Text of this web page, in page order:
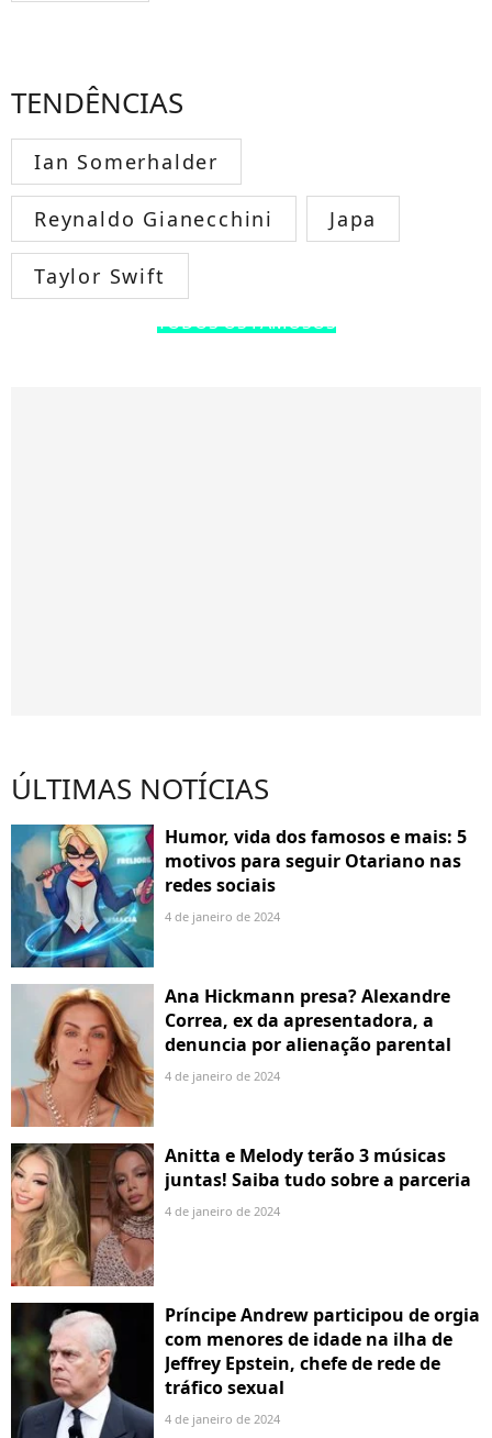
TENDÊNCIAS
Ian Somerhalder
Reynaldo Gianecchini Japa
Taylor Swift
TODOS OS FAMOSOS
ÚLTIMAS NOTÍCIAS
Humor, vida dos famosos e mais: 5
motivos para seguir Otariano nas
redes sociais
4 de janeiro de 2024
Ana Hickmann presa? Alexandre
Correa, ex da apresentadora, a
denuncia por alienação parental
4 de janeiro de 2024
Anitta e Melody terão 3 músicas
juntas! Saiba tudo sobre a parceria
4 de janeiro de 2024
Príncipe Andrew participou de orgia
com menores de idade na ilha de
Jeffrey Epstein, chefe de rede de
tráfico sexual
4 de janeiro de 2024